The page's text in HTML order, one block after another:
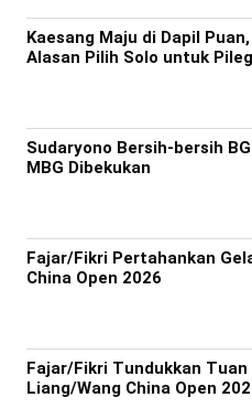
Kaesang Maju di Dapil
Alasan Pilih Solo untuk
Sudaryono Bersih-bersih
MBG Dibekukan
Fajar/Fikri Pertahankan
China Open 2026
Fajar/Fikri Tundukkan Tuan
Liang/Wang China Open